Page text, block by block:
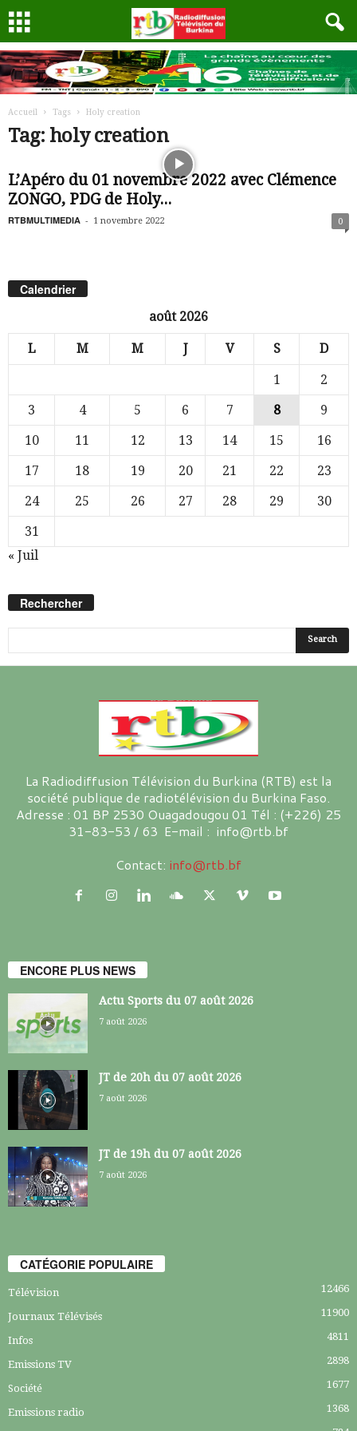
Accueil Tags Holy creation
Tag: holy creation
L’Apéro du 01 novembre 2022 avec Clémence
ZONGO, PDG de Holy...
RTBMULTIMEDIA - 1 novembre 2022 0
Calendrier
août 2026
L M M J V S D
1
2
3
4 5 6 7 8
9
10
11 12 13 14 15
16
17
18 19 20 21 22
23
24
25 26 27 28 29
30
31
« Juil
Rechercher
La Radiodiffusion Télévision du Burkina (RTB) est la
société publique de radiotélévision du Burkina Faso.
Adresse : 01 BP 2530 Ouagadougou 01 Tél : (+226) 25
31-83-53 / 63 E-mail : info@rtb.bf
Contact: info@rtb.bf
ENCORE PLUS NEWS
Actu Sports du 07 août 2026
7 août 2026
JT de 20h du 07 août 2026
7 août 2026
JT de 19h du 07 août 2026
7 août 2026
CATÉGORIE POPULAIRE
Télévision 12466
Journaux Télévisés 11900
Infos 4811
Emissions TV 2898
Société 1677
Emissions radio 1368